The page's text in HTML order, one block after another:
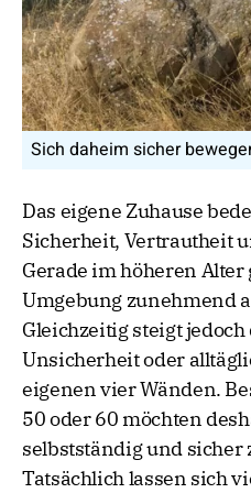
Sich daheim sicher
Das eigene Zuhause
Sicherheit, Vertrautheit
Gerade im höheren
Umgebung zunehmend
Gleichzeitig steigt
Unsicherheit oder
eigenen vier Wänden.
50 oder 60 möchten
selbstständig und sicher
Tatsächlich lassen sich